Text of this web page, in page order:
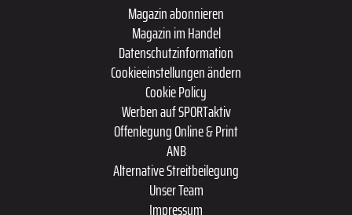
Magazin abonnieren
Magazin im Handel
Datenschutzinformation
Cookieeinstellungen ändern
Cookie Policy
Werben auf SPORTaktiv
Offenlegung Online & Print
ANB
Alternative Streitbeilegung
Unser Team
Impressum